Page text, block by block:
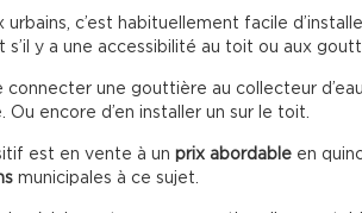
urbains, c’est habituellement facile
y a une accessibilité au toit ou aux
connecter une gouttière au collecteur
Ou encore d’en installer un sur le toit.
est en vente à un prix abordable en
municipales à ce sujet.